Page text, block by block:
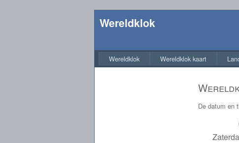
Wereldklok
Wereldklok Wereldklok kaart
De datum en